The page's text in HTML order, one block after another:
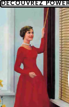
DÉCOUVREZ